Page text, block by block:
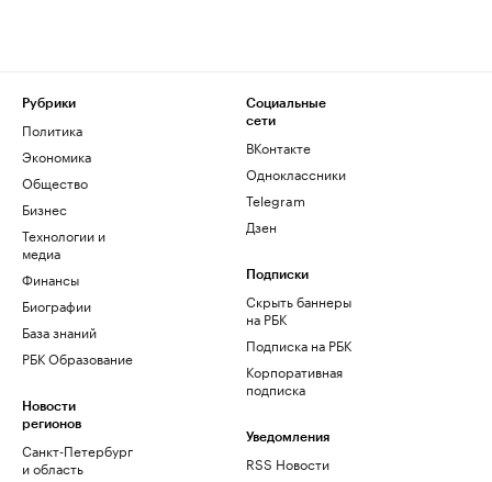
Рубрики
Политика
Экономика
Общество
Бизнес
Технологии и
медиа
Финансы
Биографии
База знаний
РБК Образование
Новости
регионов
Санкт-Петербург
и область
Социальные
сети
ВКонтакте
Одноклассники
Telegram
Дзен
Подписки
Скрыть баннеры
на РБК
Подписка на РБК
Корпоративная
подписка
Уведомления
RSS Новости